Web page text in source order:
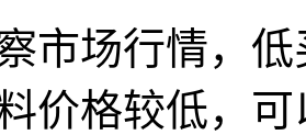
市场行情，
价格较低，